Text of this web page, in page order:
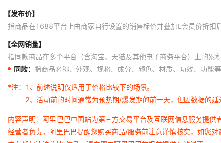
【发布价】
指商品在1688平台上由商家自行设置的销售标价并叠加L会员价折扣
【全网销量】
指同款商品在多个平台（含淘宝、天猫及其他电子商务平台）上的累
同款： 指商品名称、外观、规格、成分、颜色、材质、功效、功能
*注：
1、前述说明仅适用于价格比较下的场景。
2、活动前的时间通常为预热期/爆发期的前一天，但因数据的
内容声明：阿里巴巴中国站为第三方交易平台及互联网信息服务提
经营者负责。阿里巴巴提醒您购买商品/服务前注意谨慎核实，如您